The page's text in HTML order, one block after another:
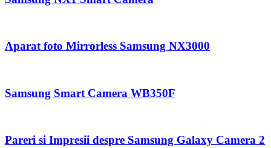
Aparat foto Mirrorless Samsung NX3000
Samsung Smart Camera WB350F
Pareri si Impresii despre Samsung Galaxy Camera 2